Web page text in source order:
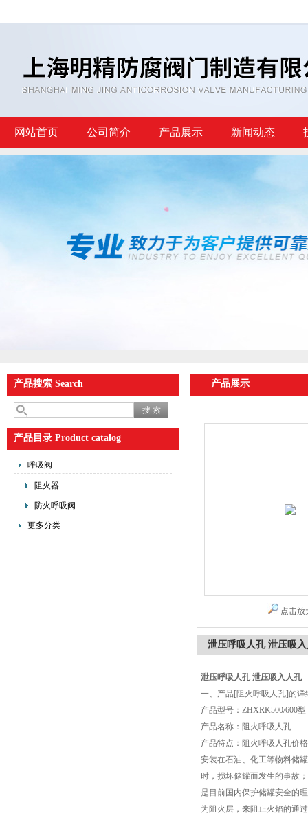
网站首页 公司简介 产品展示 新闻动态
产品搜索 Search
产品目录 Product catalog
呼吸阀
阻火器
防火呼吸阀
更多分类
产品展示
点击放
泄压呼吸人孔 泄压吸
泄压呼吸人孔 泄压吸入人孔
一、产品[阻火呼吸人孔]的详
产品型号：ZHXRK500/600型
产品名称：阻火呼吸人孔
产品特点：阻火呼吸人孔价
安装在石油、化工等物料储
时，损坏储罐而发生的事故
是目前国内保护储罐安全的
为阻火层，来阻止火焰的通